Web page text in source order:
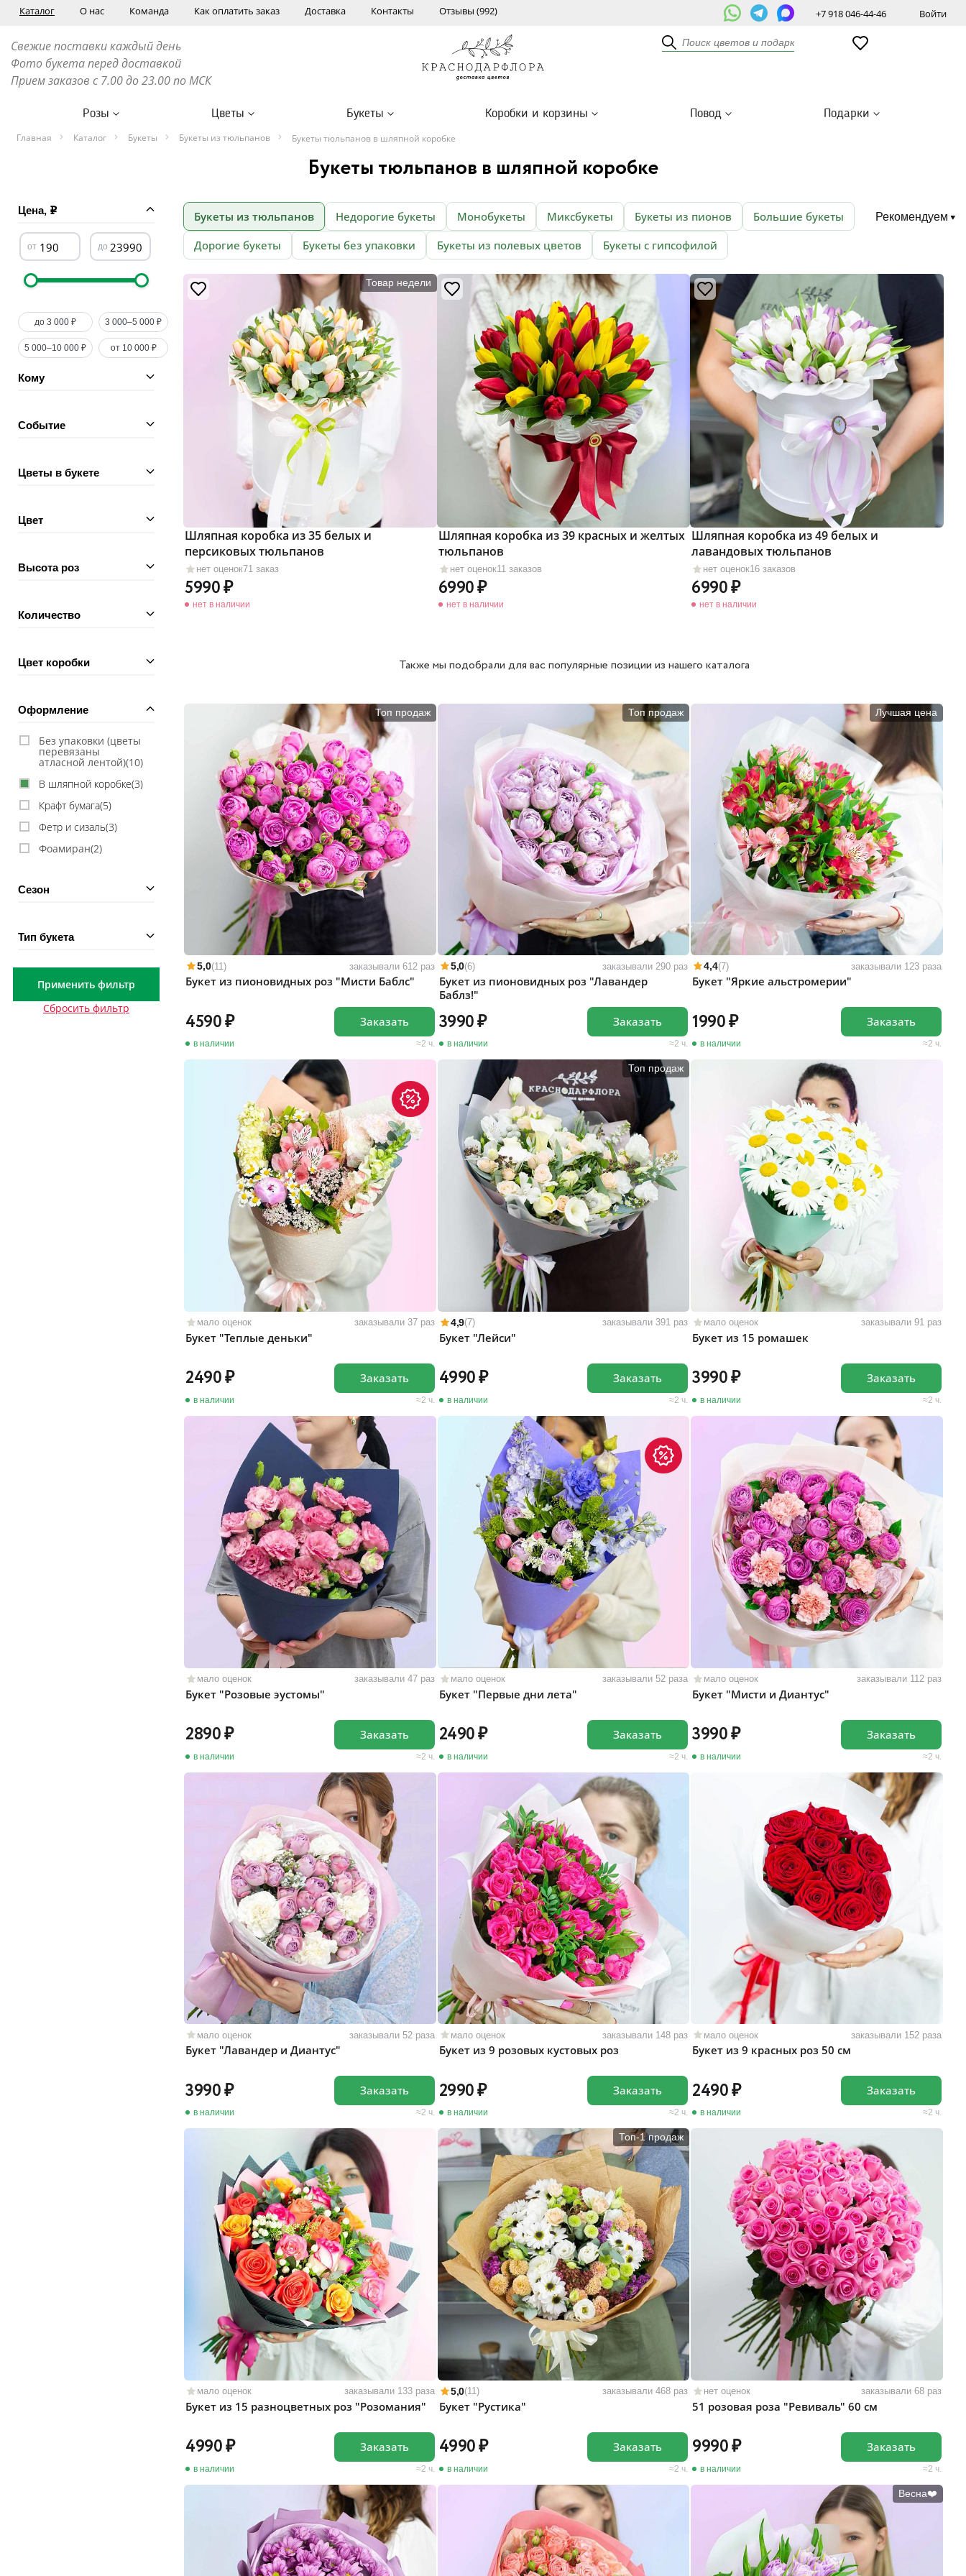
Каталог О нас Команда Как оплатить заказ Доставка Контакты Отзывы (992) +7 918 046-44-46 Войти
Свежие поставки каждый день
Фото букета перед доставкой
Прием заказов с 7.00 до 23.00 по МСК
Розы Цветы Букеты Коробки и корзины Повод Подарки
Главная Каталог Букеты Букеты из тюльпанов Букеты тюльпанов в шляпной коробке
Букеты тюльпанов в шляпной коробке
Цена,
до 3 000 ₽ 3 000–5 000 ₽
5 000–10 000 ₽ от 10 000 ₽
Кому
Событие
Цветы в букете
Цвет
Высота роз
Количество
Цвет коробки
Оформление
Без упаковки (цветы
перевязаны
атласной лентой)(10)
В шляпной коробке(3)
Крафт бумага(5)
Фетр и сизаль(3)
Фоамиран(2)
Сезон
Тип букета
Применить фильтр
Сбросить фильтр
Букеты из тюльпанов Недорогие букеты Монобукеты Миксбукеты Букеты из пионов
Большие букеты
Дорогие букеты
Букеты без упаковки Букеты из полевых цветов Букеты с гипсофилой
Рекомендуем
Товар недели
нет оценок71 заказ
Шляпная коробка из 35 белых и
персиковых тюльпанов
5990
нет в наличии
нет оценок11 заказов
Шляпная коробка из 39 красных и желтых
тюльпанов
6990
нет в наличии
нет оценок16 заказов
Шляпная коробка из 49 белых и
лавандовых тюльпанов
6990
нет в наличии
Также мы подобрали для вас популярные позиции из нашего каталога
Топ продаж
5,0(11) заказывали 612 раз
Букет из пионовидных роз "Мисти Баблс"
4590
в наличии 2 ч.
Заказать
Топ продаж
5,0(6) заказывали 290 раз
Букет из пионовидных роз "Лавандер
Баблз!"
3990
в наличии 2 ч.
Заказать
Лучшая цена
4,4(7) заказывали 123 раза
Букет "Яркие альстромерии"
1990
в наличии 2 ч.
Заказать
мало оценок заказывали 37 раз
Букет "Теплые деньки"
2490
в наличии 2 ч.
Заказать
Топ продаж
4,9(7) заказывали 391 раз
Букет "Лейси"
4990
в наличии 2 ч.
Заказать
мало оценок заказывали 91 раз
Букет из 15 ромашек
3990
в наличии 2 ч.
Заказать
мало оценок заказывали 47 раз
Букет "Розовые эустомы"
2890
в наличии 2 ч.
Заказать
мало оценок заказывали 52 раза
Букет "Первые дни лета"
2490
в наличии 2 ч.
Заказать
мало оценок заказывали 112 раз
Букет "Мисти и Диантус"
3990
в наличии 2 ч.
Заказать
мало оценок заказывали 52 раза
Букет "Лавандер и Диантус"
3990
в наличии 2 ч.
Заказать
мало оценок заказывали 148 раз
Букет из 9 розовых кустовых роз
2990
в наличии 2 ч.
Заказать
мало оценок заказывали 152 раза
Букет из 9 красных роз 50 см
2490
в наличии 2 ч.
Заказать
мало оценок заказывали 133 раза
Букет из 15 разноцветных роз "Розомания"
4990
в наличии 2 ч.
Заказать
Топ-1 продаж
5,0(11) заказывали 468 раз
Букет "Рустика"
4990
в наличии 2 ч.
Заказать
нет оценок заказывали 68 раз
51 розовая роза "Ревиваль" 60 см
9990
в наличии 2 ч.
Заказать
Весна❤️